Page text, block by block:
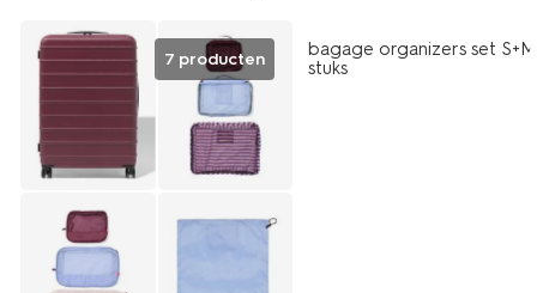
7 producten
bagage organizers set
stuks